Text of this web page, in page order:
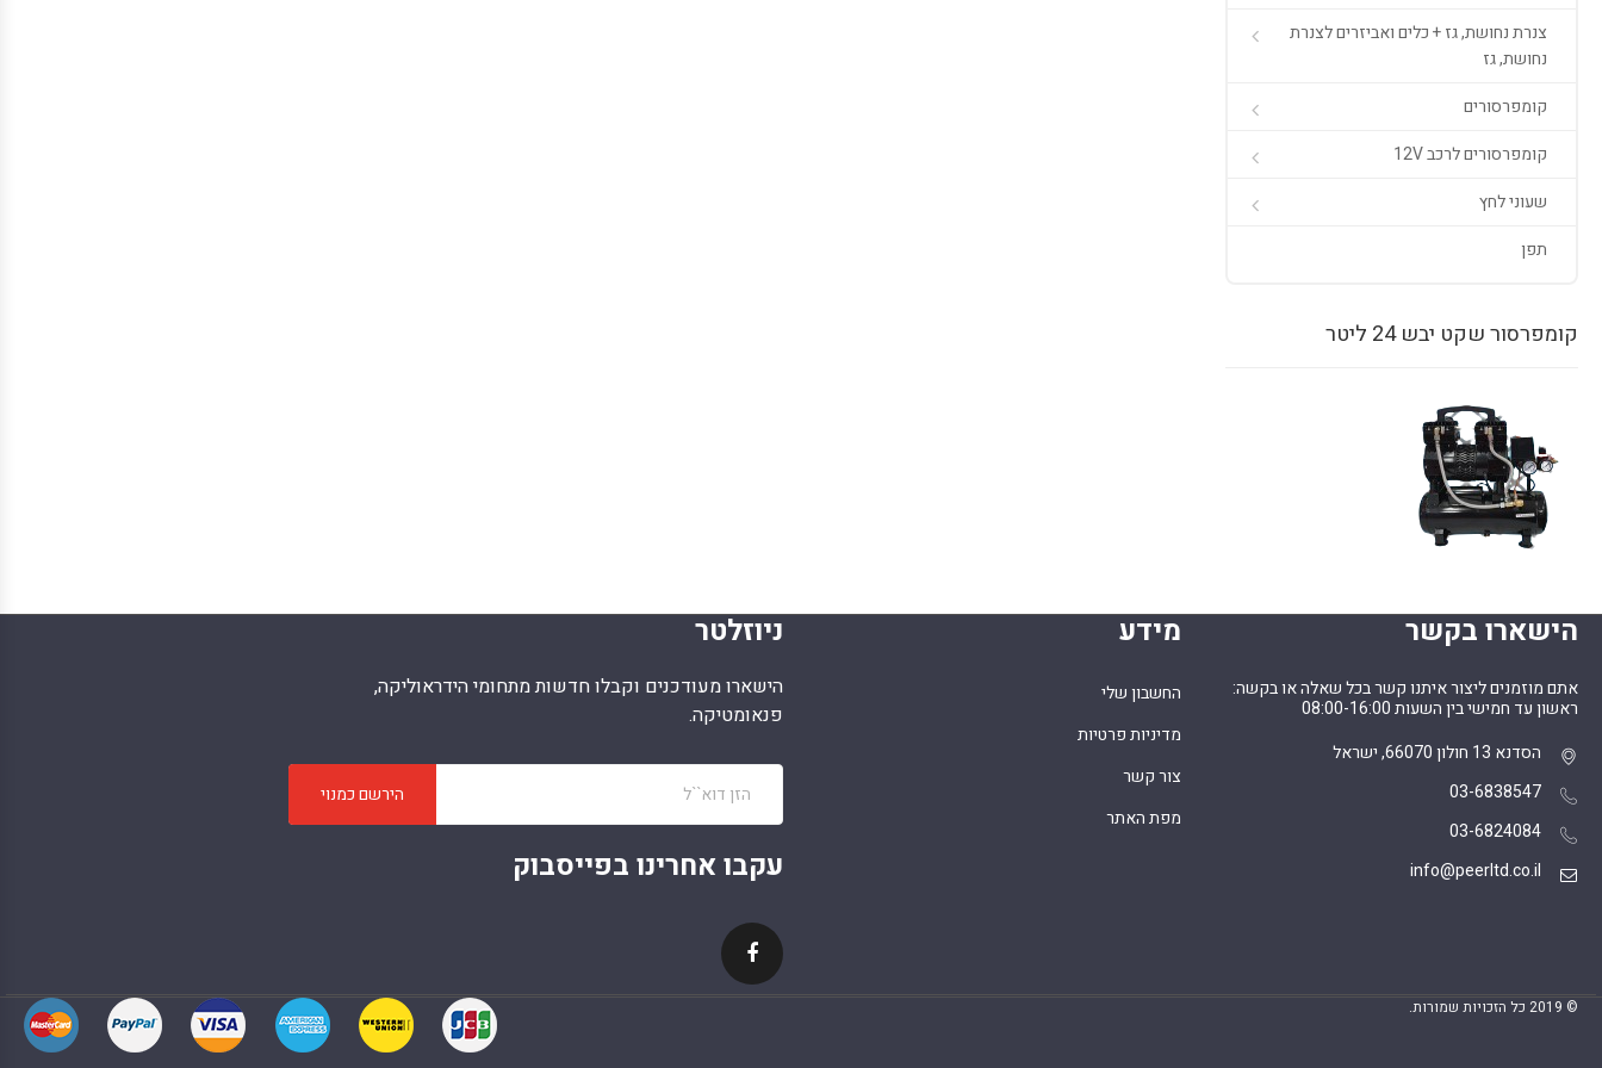
צנרת נחושת, גז + כלים ואביזרים לצנרת
נחושת, גז
קומפרסורים
קומפרסורים לרכב 12V
שעוני לחץ
תפן
קומפרסור שקט יבש 24 ליטר
הישארו בקשר
אתם מוזמנים ליצור איתנו קשר בכל שאלה או בקשה:
ראשון עד חמישי בין השעות 08:00-16:00
הסדנא 13 חולון 66070, ישראל
03-6838547
03-6824084
info@peerltd.co.il
מידע
החשבון שלי
מדיניות פרטיות
צור קשר
מפת האתר
ניוזלטר
הישארו מעודכנים וקבלו חדשות מתחומי הידראוליקה,
פנאומטיקה.
הירשם כמנוי
עקבו אחרינו בפייסבוק
© 2019 כל הזכויות שמורות.